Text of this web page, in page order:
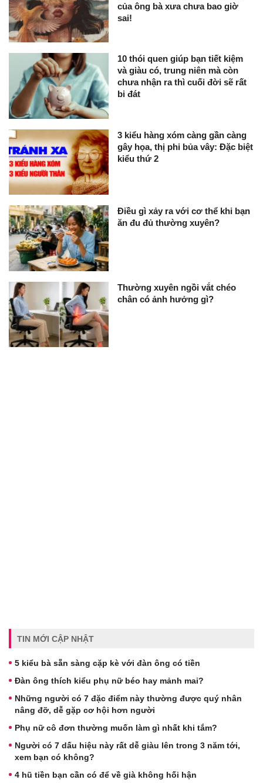
của ông bà xưa chưa bao giờ
sai!
10 thói quen giúp bạn tiết kiệm
và giàu có, trung niên mà còn
chưa nhận ra thì cuối đời sẽ rất
bi đát
3 kiểu hàng xóm càng gần càng
gây họa, thị phi bủa vây: Đặc biệt
kiểu thứ 2
Điều gì xảy ra với cơ thể khi bạn
ăn đu đủ thường xuyên?
Thường xuyên ngồi vắt chéo
chân có ảnh hưởng gì?
TIN MỚI CẬP NHẬT
5 kiểu bà sẵn sàng cặp kè với đàn ông có tiền
Đàn ông thích kiểu phụ nữ béo hay mảnh mai?
Những người có 7 đặc điểm này thường được quý nhân
nâng đỡ, dễ gặp cơ hội hơn người
Phụ nữ cô đơn thường muốn làm gì nhất khi tắm?
Người có 7 dấu hiệu này rất dễ giàu lên trong 3 năm tới,
xem bạn có không?
4 hũ tiền bạn cần có để về già không hối hận